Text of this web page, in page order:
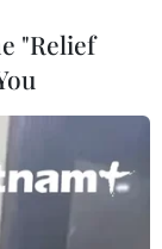
cứu
cũng
(Vietnam+)
"Relief